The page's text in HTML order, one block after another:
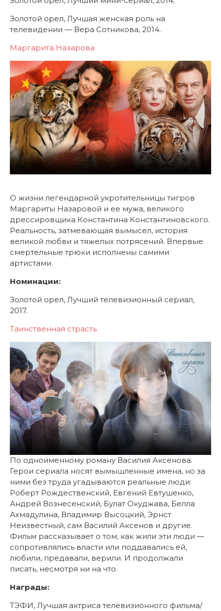
Золотой орел, Лучшая женская роль на
телевидении — Вера Сотникова, 2014.
Маргарита Назарова
О жизни легендарной укротительницы тигров
Маргариты Назаровой и ее мужа, великого
дрессировщика Константина Константиновского.
Реальность, затмевающая вымысел, история
великой любви и тяжелых потрясений. Впервые
смертельные трюки исполнены самими
артистами.
Номинации:
Золотой орел, Лучший телевизионный сериал,
2017.
Таинственная страсть
По одноименному роману Василия Аксенова.
Герои сериала носят вымышленные имена, но за
ними без труда угадываются реальные люди:
Роберт Рождественский, Евгений Евтушенко,
Андрей Вознесенский, Булат Окуджава, Белла
Ахмадулина, Владимир Высоцкий, Эрнст
Неизвестный, сам Василий Аксенов и другие.
Фильм рассказывает о том, как жили эти люди —
сопротивлялись власти или поддавались ей,
любили, предавали, верили. И продолжали
писать, несмотря ни на что.
Награды:
ТЭФИ, Лучшая актриса телевизионного фильма/